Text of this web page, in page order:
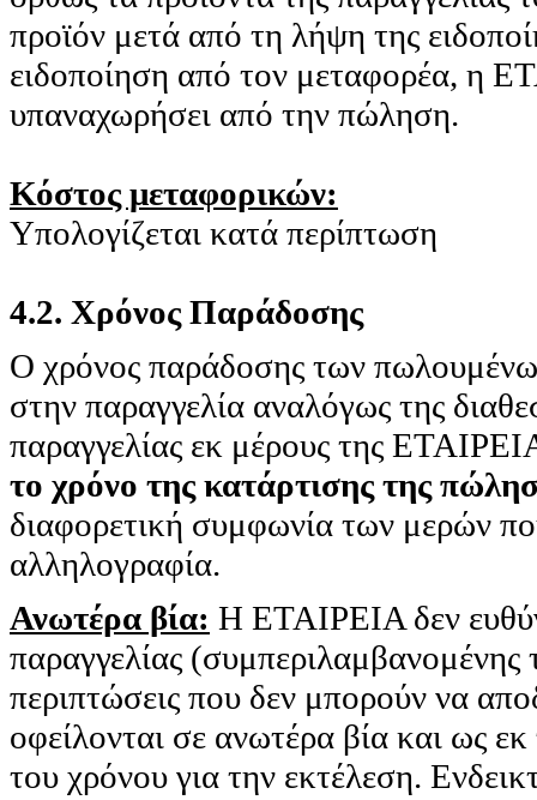
προϊόν μετά από τη λήψη της
ειδοποίηση από τον μεταφορέα, η
υπαναχωρήσει από την πώληση.
Κόστος μεταφορικών:
Υπολογίζεται κατά περίπτωση
4.2. Χρόνος Παράδοσης
Ο χρόνος παράδοσης των
στην παραγγελία αναλόγως της
παραγγελίας εκ μέρους της
το χρόνο της κατάρτισης της
διαφορετική συμφωνία των μερών
αλληλογραφία.
Ανωτέρα βία: Η ΕΤΑΙΡΕΙΑ δεν
παραγγελίας
περιπτώσεις που δεν μπορούν να
οφείλονται σε ανωτέρα βία και ως
του χρόνου για την εκτέλεση.